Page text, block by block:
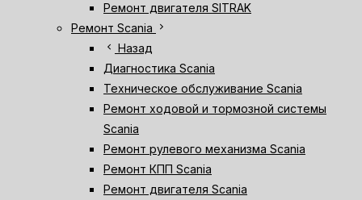
Ремонт двигателя SITRAK
Ремонт Scania
chevron_right
chevron_left Назад
Диагностика Scania
Техническое обслуживание Scania
Ремонт ходовой и тормозной системы
Scania
Ремонт рулевого механизма Scania
Ремонт КПП Scania
Ремонт двигателя Scania